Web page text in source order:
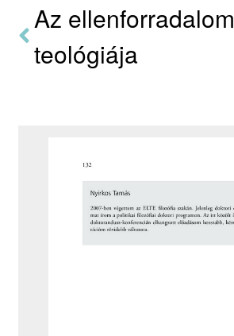
Az ellenforradalom
teológiája